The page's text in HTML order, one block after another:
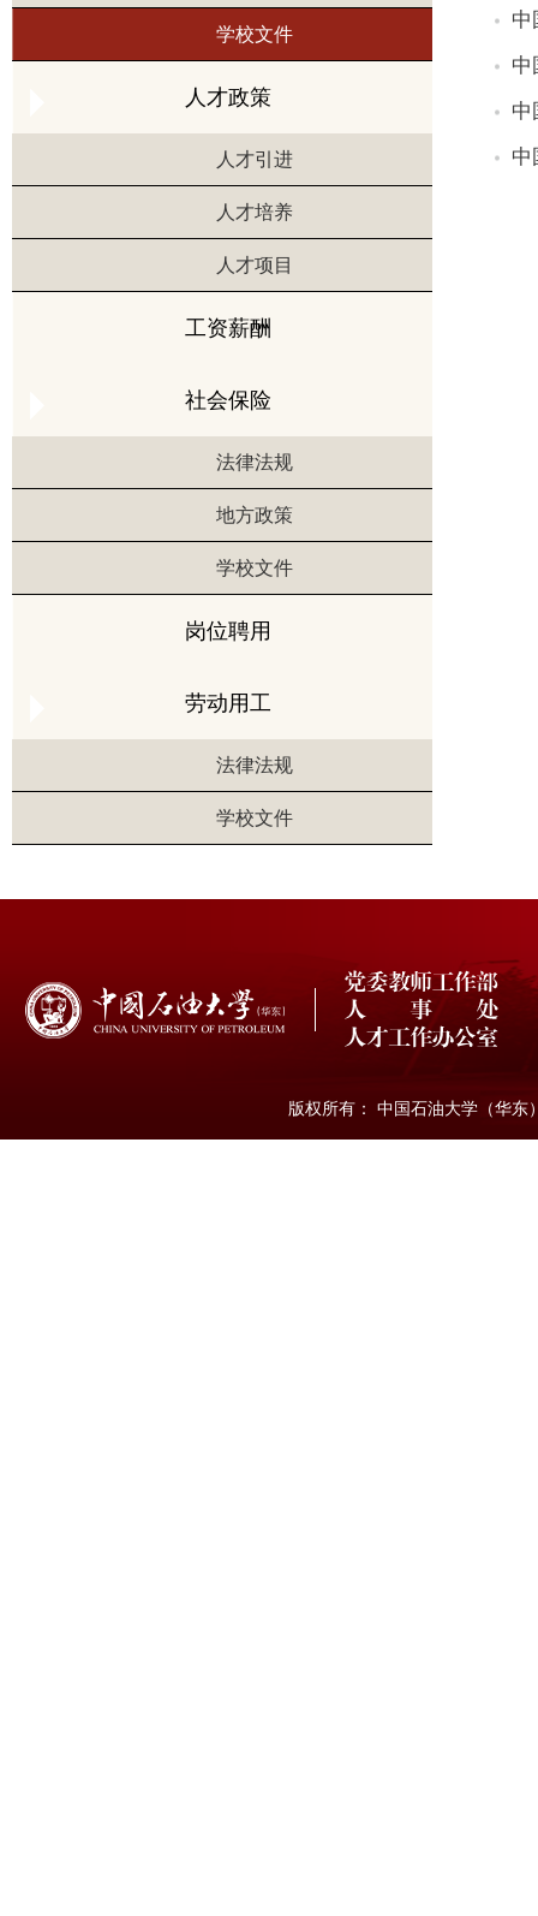
学校文件
人才政策
人才引进
人才培养
人才项目
工资薪酬
社会保险
法律法规
地方政策
学校文件
岗位聘用
劳动用工
法律法规
学校文件
中
中
中
中
版权所有： 中国石油大学（华